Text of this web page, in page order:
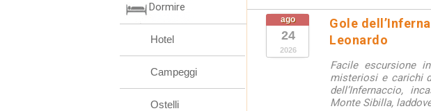
ago
24
2026
Gole
Leonardo
Facile escursione
misteriosi e carichi
dell’Infernaccio,
Monte Sibilla,
Dormire
Hotel
Campeggi
Ostelli